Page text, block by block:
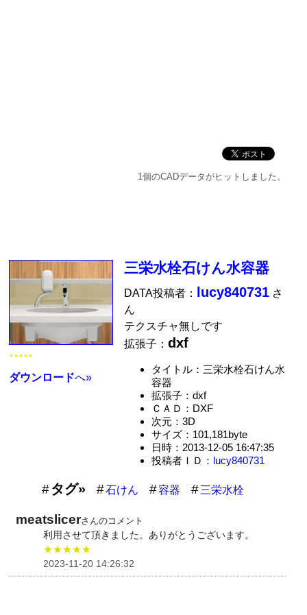
1個のCADデータがヒットしました。
★★★★★
ダウンロードへ»
三栄水栓石けん水容器
DATA投稿者： lucy840731 さ
ん
テクスチャ無しです
拡張子：dxf
タイトル：三栄水栓石けん水
容器
拡張子：dxf
ＣＡＤ：DXF
次元：3D
サイズ：101,181byte
日時：2013-12-05 16:47:35
投稿者ＩＤ： lucy840731
タグ» 石けん 容器 三栄水栓
meatslicerさんのコメント
利用させて頂きました。ありがとうございます。
★★★★★
2023-11-20 14:26:32